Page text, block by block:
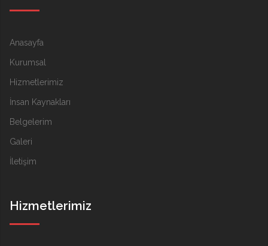
Anasayfa
Kurumsal
Hizmetlerimiz
İnsan Kaynakları
Belgelerim
Galeri
İletişim
Hizmetlerimiz